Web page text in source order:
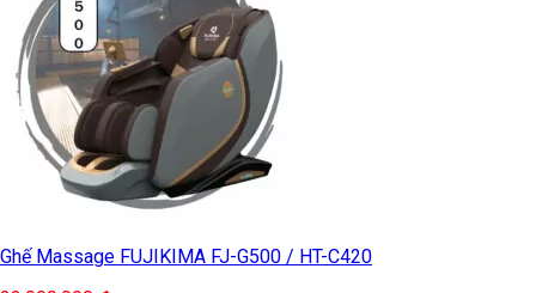
Ghế Massage FUJIKIMA FJ-G500 / HT-C420